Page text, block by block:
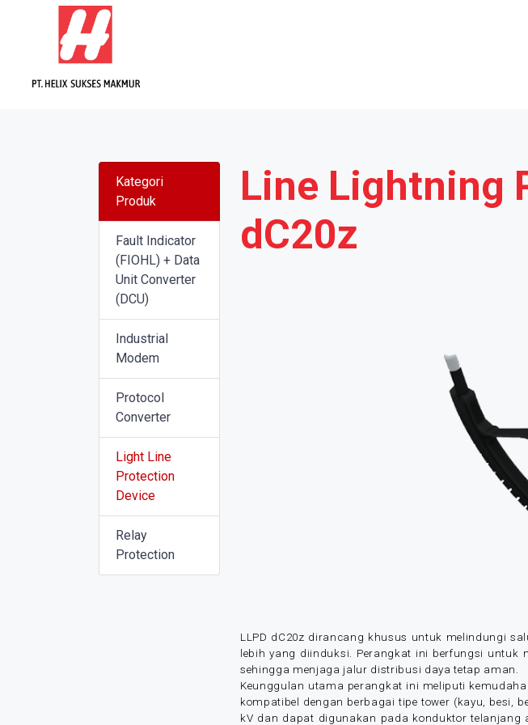
Kategori
Produk
Fault Indicator
(FIOHL) + Data
Unit Converter
(DCU)
Industrial
Modem
Protocol
Converter
Light Line
Protection
Device
Relay
Protection
Line Lightning
dC20z
LLPD dC20z dirancang khusus untuk melindungi
lebih yang diinduksi. Perangkat ini berfungsi untuk
sehingga menjaga jalur distribusi daya tetap aman.
Keunggulan utama perangkat ini meliputi
kompatibel dengan berbagai tipe tower (kayu, besi,
kV dan dapat digunakan pada konduktor telanjang